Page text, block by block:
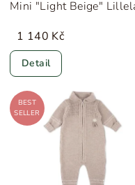
Mini "Light Beige"
1 140 Kč
Detail
BEST
SELLER